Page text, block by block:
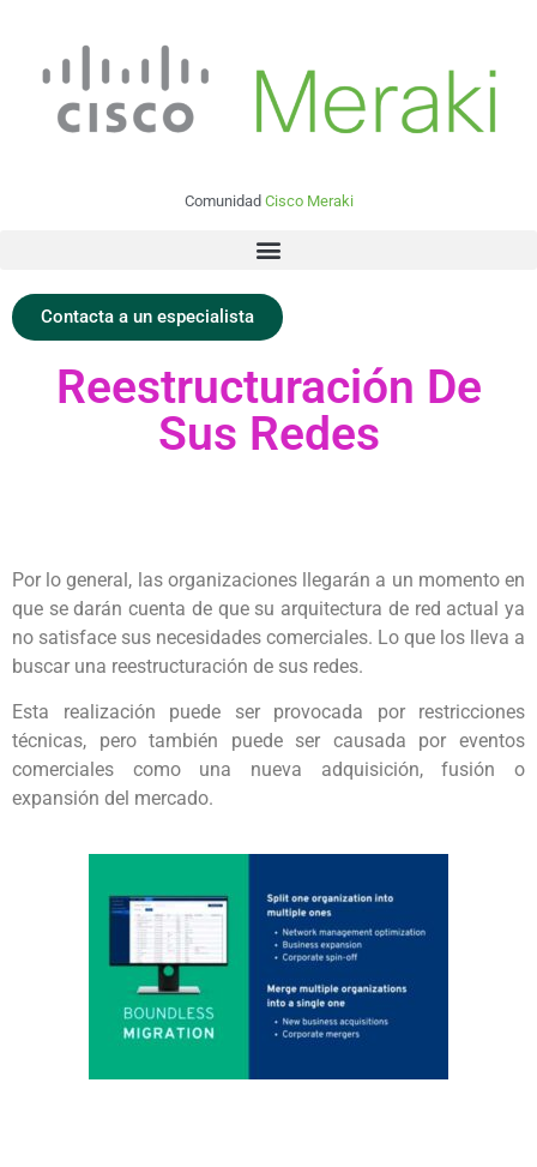
Comunidad Cisco Meraki
Contacta a un especialista
Reestructuración De
Sus Redes
Por lo general, las organizaciones llegarán a un momento en
que se darán cuenta de que su arquitectura de red actual ya
no satisface sus necesidades comerciales. Lo que los lleva a
buscar una reestructuración de sus redes.
Esta realización puede ser provocada por restricciones
técnicas, pero también puede ser causada por eventos
comerciales como una nueva adquisición, fusión o
expansión del mercado.